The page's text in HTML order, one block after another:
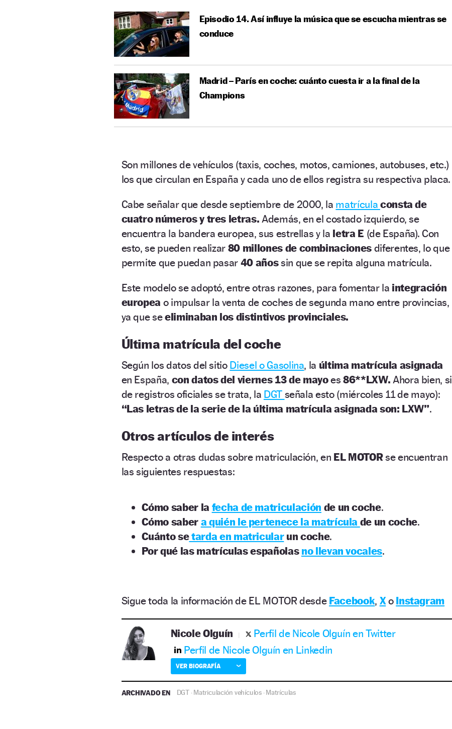
Episodio 14. Así influye la música que se escucha mientras se
conduce
Madrid – París en coche: cuánto cuesta ir a la final de la
Champions
Son millones de vehículos (taxis, coches, motos, camiones, autobuses, etc.)
los que circulan en España y cada uno de ellos registra su respectiva placa.
Cabe señalar que desde septiembre de 2000, la matrícula consta de
cuatro números y tres letras. Además, en el costado izquierdo, se
encuentra la bandera europea, sus estrellas y la letra E (de España). Con
esto, se pueden realizar 80 millones de combinacionesdiferentes, lo que
permite que puedan pasar 40 añossin que se repita alguna matrícula.
Este modelo se adoptó, entre otras razones, para fomentar la integración
europea o impulsar la venta de coches de segunda mano entre provincias,
ya que seeliminaban los distintivos provinciales.
Última matrícula del coche
Según los datos del sitio Diesel o Gasolina, la última matrícula asignada
en España, con datos del viernes 13 de mayoes86**LXW. Ahora bien, si
de registros oficiales se trata, la DGT señala esto (miércoles 11 de mayo):
“Las letras de la serie de la última matrícula asignada son: LXW”.
Otros artículos de interés
Respecto a otras dudas sobre matriculación, en EL MOTORse encuentran
las siguientes respuestas:
Cómo saber la fecha de matriculación de un coche.
Cómo saber a quién le pertenece la matrícula de un coche.
Cuánto setarda en matricularun coche.
Por qué las matrículas españolas no llevan vocales.
Sigue toda la información de EL MOTOR desde Facebook, Xo Instagram
Nicole Olguín
Perfil de Nicole Olguín en Twitter
Perfil de Nicole Olguín en Linkedin
VER BIOGRAFÍA
ARCHIVADO EN DGT·Matriculación vehículos·Matrículas